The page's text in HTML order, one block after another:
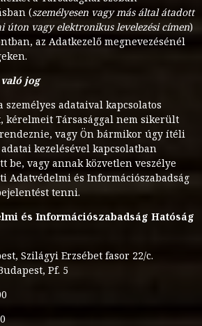
(személyesen vagy más által átadott
úton vagy elektronikus levelezési címen)
az Adatkezelő megnevezésénél
való jog
adataival kapcsolatos
kérelmeit Társasággal nem sikerült
vagy Ön bármikor úgy ítéli
kezelésével kapcsolatban
be, vagy annak közvetlen veszélye
Adatvédelmi és Információszabadság
tenni.
és Információszabadság Hatóság
Szilágyi Erzsébet fasor 22/c.
Pf. 5